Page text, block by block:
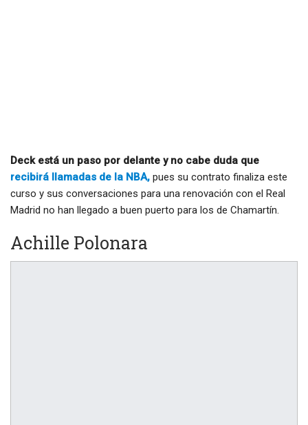
Deck está un paso por delante y no cabe duda que
recibirá llamadas de la NBA, pues su contrato finaliza este
curso y sus conversaciones para una renovación con el Real
Madrid no han llegado a buen puerto para los de Chamartín.
Achille Polonara